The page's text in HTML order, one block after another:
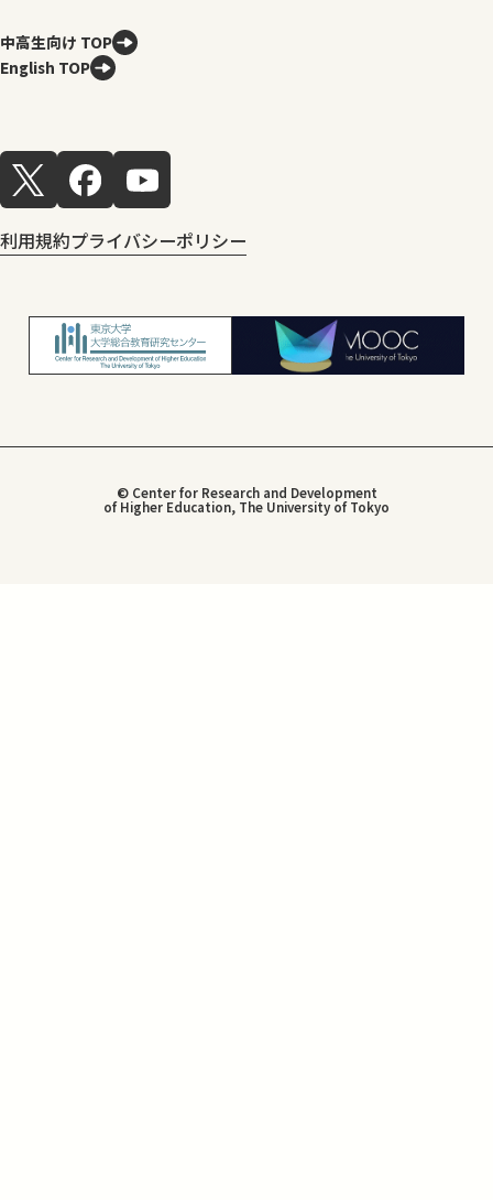
中高生向け TOP
English TOP
利用規約プライバシーポリシー
© Center for Research and Development
of Higher Education, The University of Tokyo